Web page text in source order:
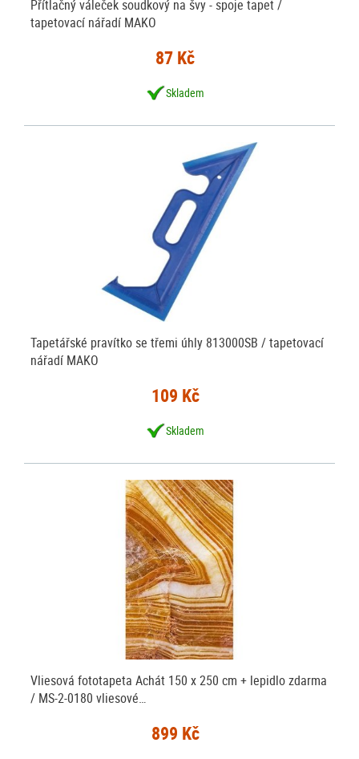
Přítlačný váleček soudkový na švy - spoje tapet /
tapetovací nářadí MAKO
87 Kč
Skladem
Tapetářské pravítko se třemi úhly 813000SB / tapetovací
nářadí MAKO
109 Kč
Skladem
Vliesová fototapeta Achát 150 x 250 cm + lepidlo zdarma
/ MS-2-0180 vliesové…
899 Kč